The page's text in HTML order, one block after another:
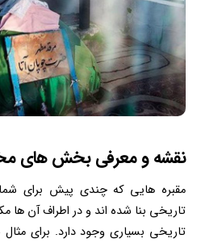
نقشه و معرفی بخش های
مقبره هایی که چندی پیش برای
تاریخی بنا شده اند و در اطراف آن ها
تاریخی بسیاری وجود دارد. برای